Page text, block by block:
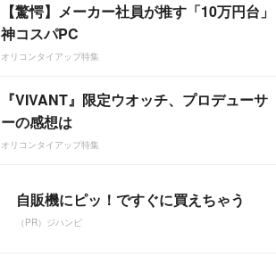
【驚愕】メーカー社員が推す「10万円台」
神コスパPC
オリコンタイアップ特集
『VIVANT』限定ウオッチ、プロデューサ
ーの感想は
オリコンタイアップ特集
自販機にピッ！ですぐに買えちゃう
（PR）ジハンピ